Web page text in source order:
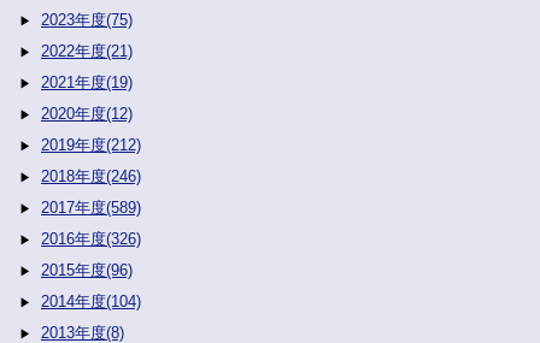
2023年度(75)
2022年度(21)
2021年度(19)
2020年度(12)
2019年度(212)
2018年度(246)
2017年度(589)
2016年度(326)
2015年度(96)
2014年度(104)
2013年度(8)